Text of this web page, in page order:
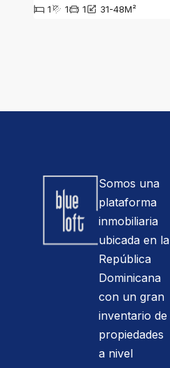
1 1 1 31-48M²
Somos una
plataforma
inmobiliaria
ubicada en la
República
Dominicana
con un gran
inventario de
propiedades
a nivel